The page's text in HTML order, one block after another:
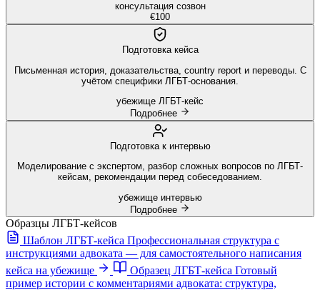
консультация созвон
€100
Подготовка кейса
Письменная история, доказательства, country report и переводы. С
учётом специфики ЛГБТ-основания.
убежище ЛГБТ-кейс
Подробнее
Подготовка к интервью
Моделирование с экспертом, разбор сложных вопросов по ЛГБТ-
кейсам, рекомендации перед собеседованием.
убежище интервью
Подробнее
Образцы ЛГБТ-кейсов
Шаблон ЛГБТ-кейса Профессиональная структура с
инструкциями адвоката — для самостоятельного написания
кейса на убежище
Образец ЛГБТ-кейса Готовый
пример истории с комментариями адвоката: структура,